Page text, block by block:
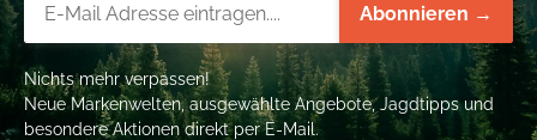
Abonnieren →
Nichts mehr verpassen!
Neue Markenwelten, ausgewählte Angebote, Jagdtipps und
besondere Aktionen direkt per E-Mail.